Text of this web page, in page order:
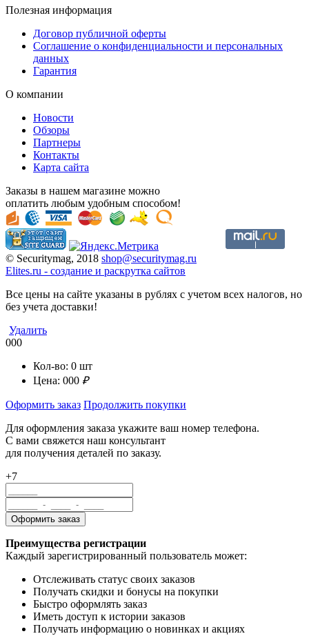
Полезная информация
Договор публичной оферты
Соглашение о конфиденциальности и персональных
данных
Гарантия
О компании
Новости
Обзоры
Партнеры
Контакты
Карта сайта
Заказы в нашем магазине можно
оплатить любым удобным способом!
© Securitymag, 2018 shop@securitymag.ru
Elites.ru - cоздание и раскрутка сайтов
Все цены на сайте указаны в рублях с учетом всех налогов, но
без учета доставки!
Удалить
000
Кол-во: 0 шт
Цена: 000 ₽
Оформить заказ Продолжить покупки
Для оформления заказа укажите ваш номер телефона.
С вами свяжется наш консультант
для получения деталей по заказу.
+7
Преимущества регистрации
Каждый зарегистрированный пользователь может:
Отслеживать статус своих заказов
Получать скидки и бонусы на покупки
Быстро оформлять заказ
Иметь доступ к истории заказов
Получать информацию о новинках и акциях